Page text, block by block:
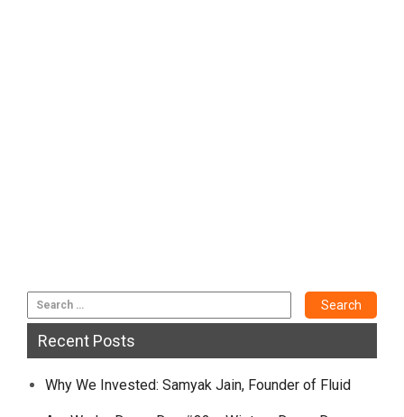
Recent Posts
Why We Invested: Samyak Jain, Founder of Fluid